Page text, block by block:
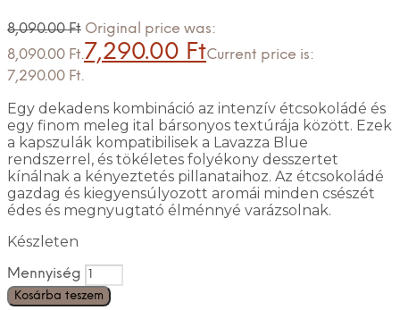
8,090.00Ft Original price was:
8,090.00 Ft.7,290.00 FtCurrent price is:
7,290.00 Ft.
Egy dekadens kombináció az intenzív étcsokoládé és
egy finom meleg ital bársonyos textúrája között. Ezek
a kapszulák kompatibilisek a Lavazza Blue
rendszerrel, és tökéletes folyékony desszertet
kínálnak a kényeztetés pillanataihoz. Az étcsokoládé
gazdag és kiegyensúlyozott aromái minden csészét
édes és megnyugtató élménnyé varázsolnak.
Készleten
Mennyiség
Kosárba teszem